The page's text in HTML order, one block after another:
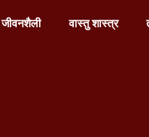
जीवनशैली वास्तु शास्त्र